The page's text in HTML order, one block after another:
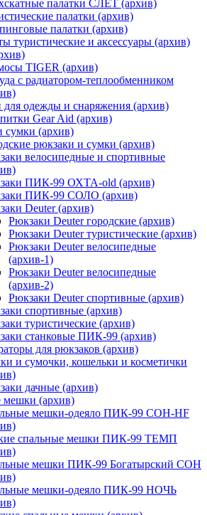
палатки СЛЕТ (архив)
палатки (архив)
палатки (архив)
туристические и аксессуары (архив)
TIGER (архив)
с радиатором-теплообменником
одежды и снаряжения (архив)
Gear Aid (архив)
сумки (архив)
рюкзаки и сумки (архив)
велосипедные и спортивные
ПИК-99 ОХТА-old (архив)
ПИК-99 СОЛО (архив)
Deuter (архив)
Рюкзаки Deuter городские (архив)
Рюкзаки Deuter туристические (архив)
Рюкзаки Deuter велосипедные
(архив-1)
Рюкзаки Deuter велосипедные
(архив-2)
Рюкзаки Deuter спортивные (архив)
спортивные (архив)
туристические (архив)
станковые ПИК-99 (архив)
для рюкзаков (архив)
и сумочки, кошельки и косметички
дачные (архив)
мешки (архив)
мешки-одеяло ПИК-99 СОН-HF
спальные мешки ПИК-99 ТЕМП
мешки ПИК-99 Богатырский СОН
мешки-одеяло ПИК-99 НОЧЬ